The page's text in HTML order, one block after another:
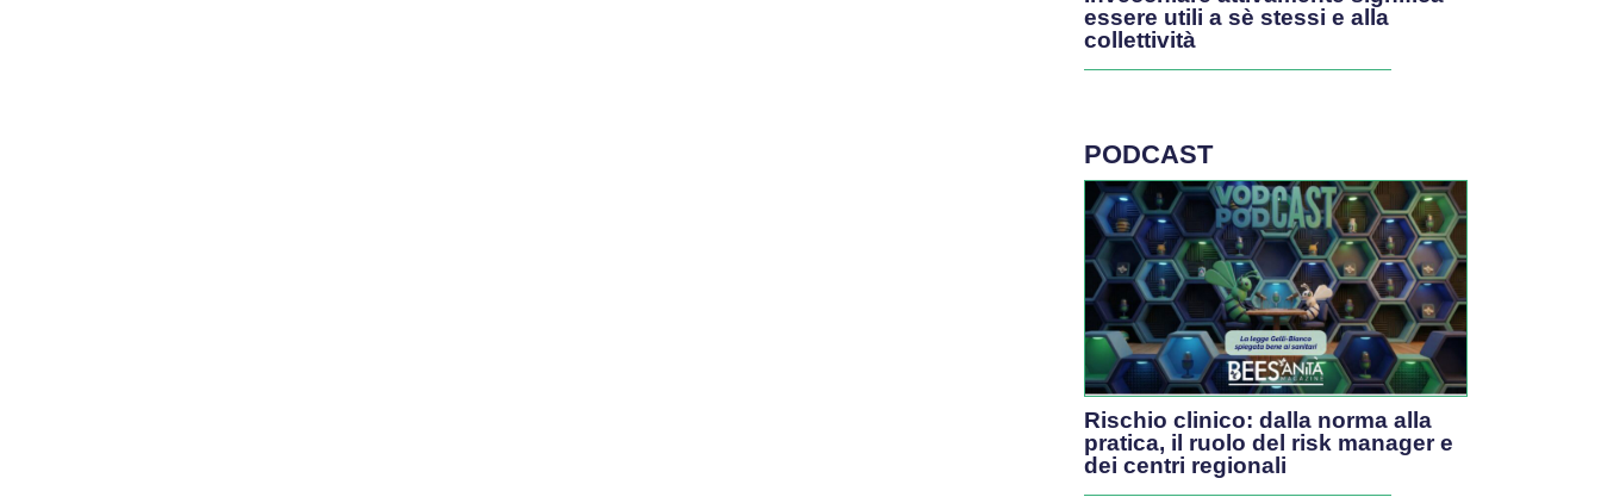
essere utili a sè stessi e alla
collettività
PODCAST
Rischio clinico: dalla norma alla
pratica, il ruolo del risk manager e
dei centri regionali